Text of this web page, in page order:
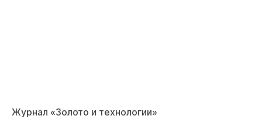
Журнал «Золото и технологии»